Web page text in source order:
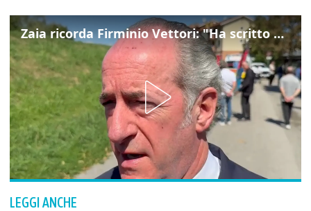
Zaia ricorda Firminio Vettori: "Ha scritto pagine di storia del nostro territorio"
LEGGI ANCHE